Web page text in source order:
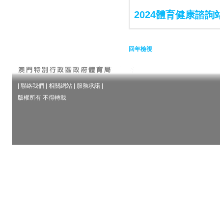
2024體育健康諮詢
回年檢視
聯絡我們 相關網站 服務承諾
版權所有 不得轉載